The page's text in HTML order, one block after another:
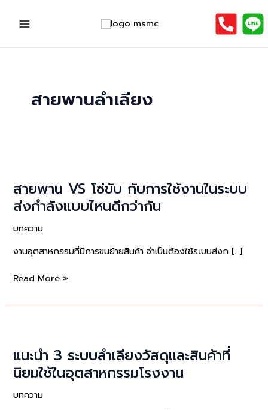
Main
สายพานลำเลียง
สายพาน VS โซ่ขับ กับการใช้งานในระบบ
ส่งกำลังแบบไหนดีกว่ากัน
บทความ
งานอุตสาหกรรมที่มีการขนย้ายสินค้า จำเป็นต้องใช้ระบบส่งก […]
สายพาน
โซ่
การ
ใช้
งาน
ใน
Read More »
แนะนำ 3 ระบบลำเลียงวัสดุและสินค้าที่
นิยมใช้ในอุตสาหกรรมโรงงาน
บทความ